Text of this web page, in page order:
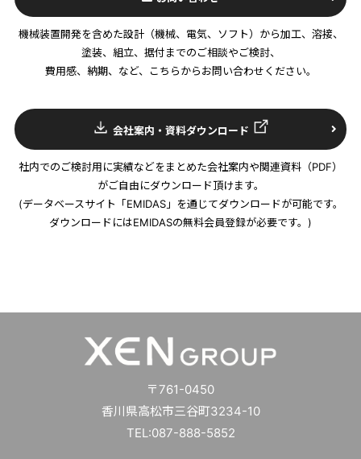
機械装置開発を含めた設計（機械、電気、ソフト）から加工、溶接、
塗装、組立、据付までのご相談やご検討、
費用感、納期、など、こちらからお問い合わせください。
会社案内・資料ダウンロード
社内でのご検討用に実績などをまとめた会社案内や関連資料（PDF）
がご自由にダウンロード頂けます。
(データベースサイト「EMIDAS」を通じてダウンロードが可能です。
ダウンロードにはEMIDASの無料会員登録が必要です。)
〒761-0450
香川県高松市三谷町3234-10
TEL:087-888-5852